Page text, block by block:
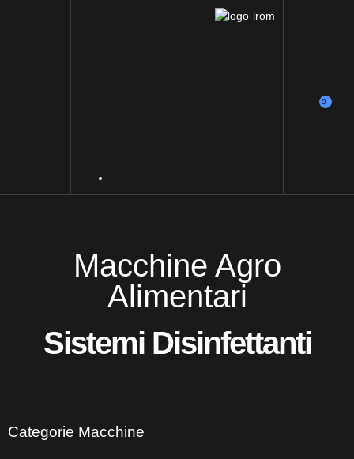
0
Macchine Agro
Alimentari
Sistemi Disinfettanti
Categorie Macchine